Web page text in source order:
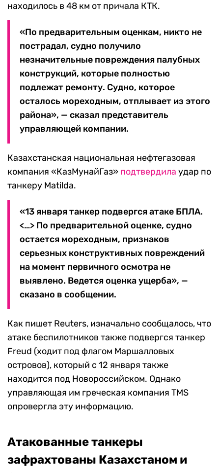
находилось в 48 км от причала КТК.
«По предварительным оценкам, никто не
пострадал, судно получило
незначительные повреждения палубных
конструкций, которые полностью
подлежат ремонту. Судно, которое
осталось мореходным, отплывает из этого
района», — сказал представитель
управляющей компании.
Казахстанская национальная нефтегазовая
компания «КазМунайГаз» подтвердила удар по
танкеру Matilda.
«13 января танкер подвергся атаке БПЛА.
<…> По предварительной оценке, судно
остается мореходным, признаков
серьезных конструктивных повреждений
на момент первичного осмотра не
выявлено. Ведется оценка ущерба», —
сказано в сообщении.
Как пишет Reuters, изначально сообщалось, что
атаке беспилотников также подвергся танкер
Freud (ходит под флагом Маршалловых
островов), который с 12 января также
находится под Новороссийском. Однако
управляющая им греческая компания TMS
опровергла эту информацию.
Атакованные танкеры
зафрахтованы Казахстаном и